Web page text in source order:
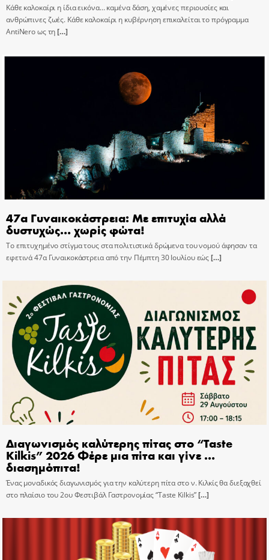
Κάθε καλοκαίρι η ίδια εικόνα… καμένα δάση, χαμένες περιουσίες και
ανθρώπινες ζωές. Κάθε καλοκαίρι η κυβέρνηση επικαλείται το πρόγραμμα
AntiNero ως τη[…]
47α Γυναικοκάστρεια: Με επιτυχία αλλά
δυστυχώς… χωρίς φώτα!
Το επιτυχημένο στίγμα τους στα πολιτιστικά δρώμενα του νομού άφησαν τα
εφετινά 47α Γυναικοκάστρεια από την Πέμπτη 30 Ιουλίου εώς[…]
Διαγωνισμός καλύτερης πίτας στο “Taste
Kilkis” 2026 Φέρε μια πίτα και γίνε …
διασημόπιτα!
Ένας μοναδικός διαγωνισμός για την καλύτερη πίτα στο ν. Κιλκίς θα διεξαχθεί
στο πλαίσιο του 2ου Φεστιβάλ Γαστρονομίας “Taste Kilkis”[…]